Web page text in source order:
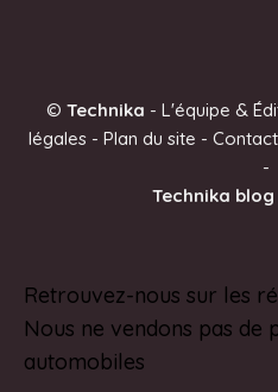
© Technika - L'équipe &
légales- Plan du site -
-
Technika
Retrouvez-nous sur les
Nous ne vendons pas de
automobiles